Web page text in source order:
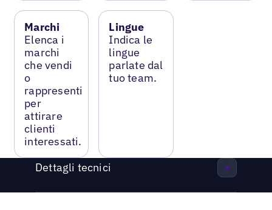
Marchi
Elenca i
marchi
che vendi
o
rappresenti
per
attirare
clienti
interessati.
Lingue
Indica le
lingue
parlate dal
tuo team.
Dettagli tecnici